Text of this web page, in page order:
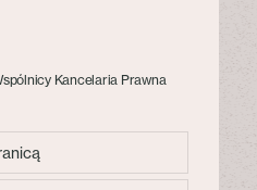
Kancelaria Prawna